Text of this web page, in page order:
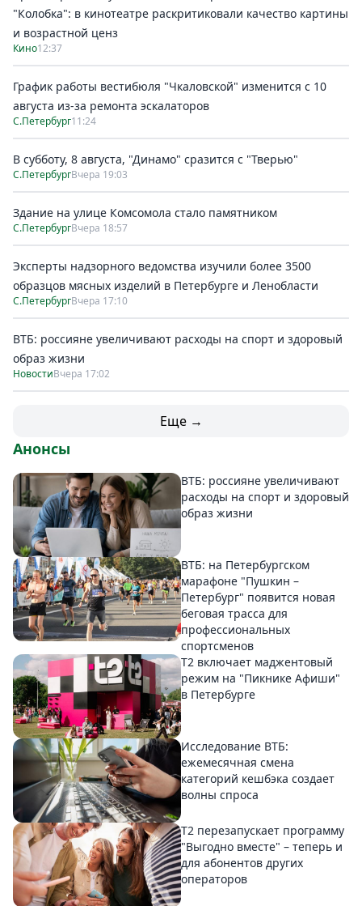
"Колобка": в кинотеатре раскритиковали качество картины
и возрастной ценз
Кино12:37
График работы вестибюля "Чкаловской" изменится с 10
августа из-за ремонта эскалаторов
С.Петербург11:24
В субботу, 8 августа, "Динамо" сразится с "Тверью"
С.ПетербургВчера 19:03
Здание на улице Комсомола стало памятником
С.ПетербургВчера 18:57
Эксперты надзорного ведомства изучили более 3500
образцов мясных изделий в Петербурге и Ленобласти
С.ПетербургВчера 17:10
ВТБ: россияне увеличивают расходы на спорт и здоровый
образ жизни
НовостиВчера 17:02
Еще →
Анонсы
ВТБ: россияне увеличивают
расходы на спорт и здоровый
образ жизни
ВТБ: на Петербургском
марафоне "Пушкин –
Петербург" появится новая
беговая трасса для
профессиональных
спортсменов
Т2 включает маджентовый
режим на "Пикнике Афиши"
в Петербурге
Исследование ВТБ:
ежемесячная смена
категорий кешбэка создает
волны спроса
Т2 перезапускает программу
"Выгодно вместе" – теперь и
для абонентов других
операторов